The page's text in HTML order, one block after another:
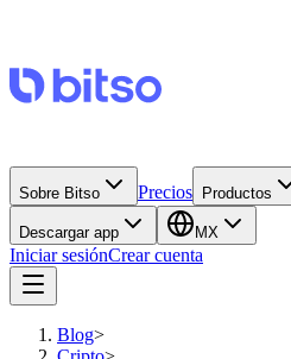
Sobre Bitso Precios Productos
Descargar app MX
Iniciar sesiónCrear cuenta
Blog>